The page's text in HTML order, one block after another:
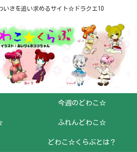
いさを追い求めるサイト☆ドラクエ10
今週のどわこ☆
ふれんどわこ☆
どわこ☆くらぶとは？